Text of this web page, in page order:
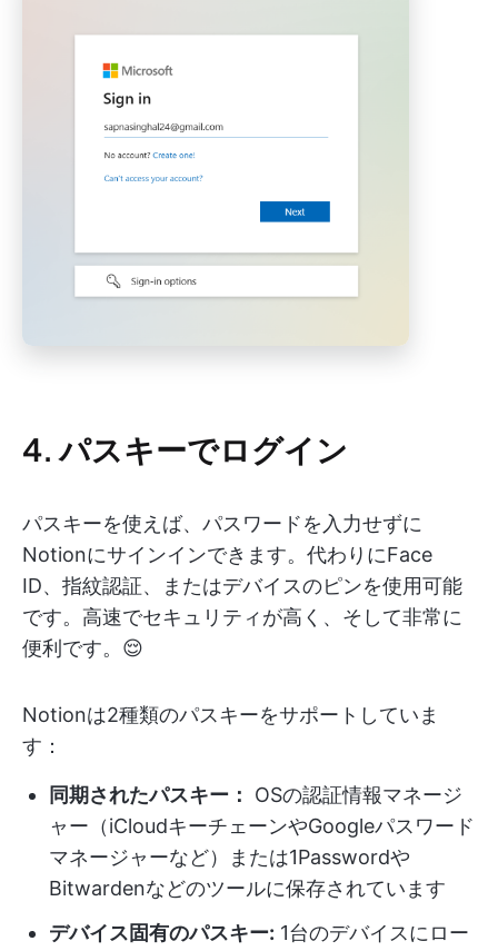
4. パスキーでログイン
パスキーを使えば、パスワードを入力せずに
Notionにサインインできます。代わりにFace
ID、指紋認証、またはデバイスのピンを使用可能
です。高速でセキュリティが高く、そして非常に
便利です。😌
Notionは2種類のパスキーをサポートしていま
す：
同期されたパスキー：
OSの認証情報マネージ
ャー（iCloudキーチェーンやGoogleパスワード
マネージャーなど）または1Passwordや
Bitwardenなどのツールに保存されています
デバイス固有のパスキー: 1台のデバイスにロー